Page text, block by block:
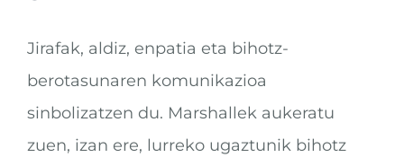
Jirafak, aldiz, enpatia eta bihotz-
berotasunaren komunikazioa
sinbolizatzen du. Marshallek aukeratu
zuen, izan ere, lurreko ugaztunik bihotz